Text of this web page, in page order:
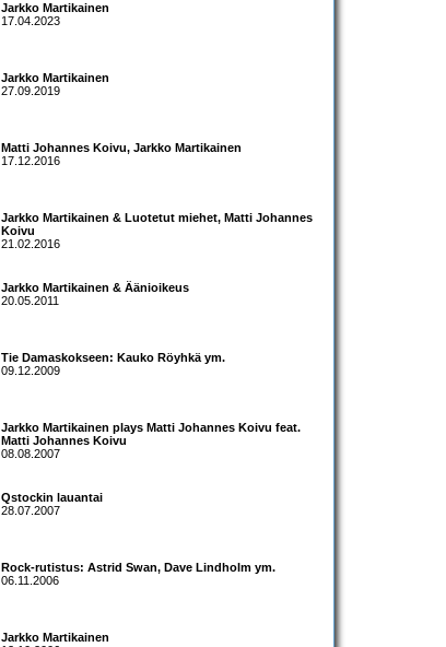
Jarkko Martikainen
17.04.2023
Jarkko Martikainen
27.09.2019
Matti Johannes Koivu, Jarkko Martikainen
17.12.2016
Jarkko Martikainen & Luotetut miehet, Matti Johannes
Koivu
21.02.2016
Jarkko Martikainen & Äänioikeus
20.05.2011
Tie Damaskokseen: Kauko Röyhkä ym.
09.12.2009
Jarkko Martikainen plays Matti Johannes Koivu feat.
Matti Johannes Koivu
08.08.2007
Qstockin lauantai
28.07.2007
Rock-rutistus: Astrid Swan, Dave Lindholm ym.
06.11.2006
Jarkko Martikainen